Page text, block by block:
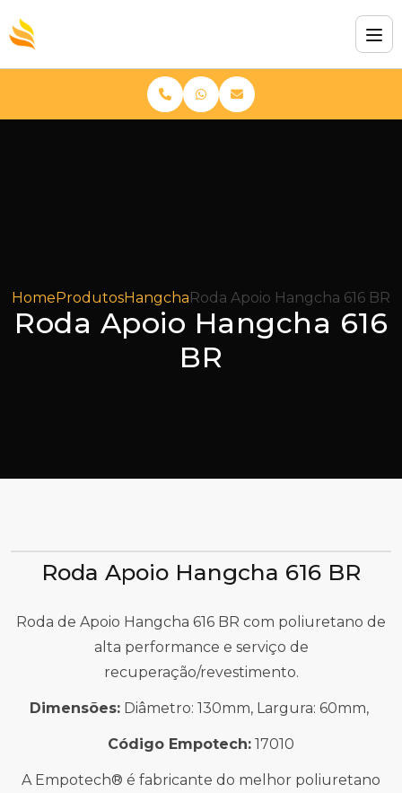
HomeProdutosHangchaRoda Apoio Hangcha 616 BR
Roda Apoio Hangcha 616
BR
Roda Apoio Hangcha 616 BR
Roda de Apoio Hangcha 616 BR com poliuretano de
alta performance e serviço de
recuperação/revestimento.
Dimensões: Diâmetro: 130mm, Largura: 60mm,
Código Empotech: 17010
A Empotech® é fabricante do melhor poliuretano